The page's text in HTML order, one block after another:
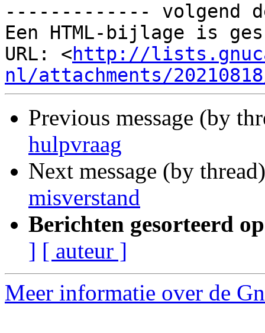
------------- volgend
Een HTML-bijlage is
URL: <http://
nl/attachments/
Previous message (by
hulpvraag
Next message (by
misverstand
Berichten gesorteerd
] [ auteur ]
Meer informatie over de